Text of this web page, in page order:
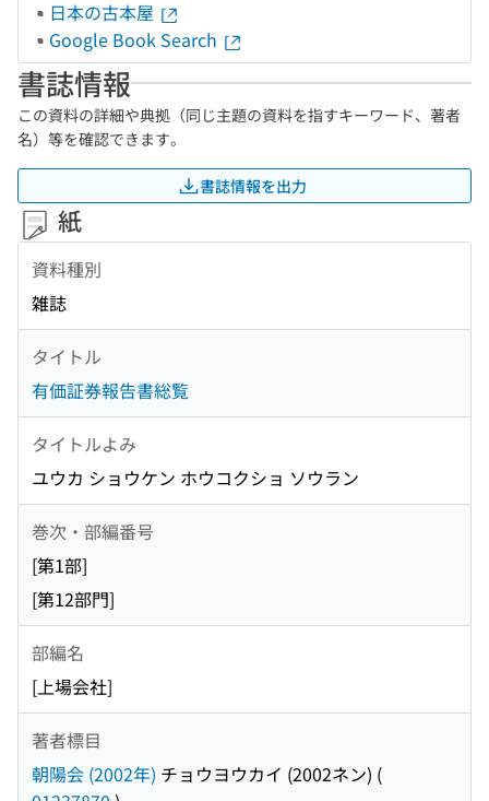
日本の古本屋
Google Book Search
書誌情報
この資料の詳細や典拠（同じ主題の資料を指すキーワード、著者
名）等を確認できます。
書誌情報を出力
紙
資料種別
雑誌
タイトル
有価証券報告書総覧
タイトルよみ
ユウカ ショウケン ホウコクショ ソウラン
巻次・部編番号
[第1部]
[第12部門]
部編名
[上場会社]
著者標目
朝陽会 (2002年) チョウヨウカイ (2002ネン) (